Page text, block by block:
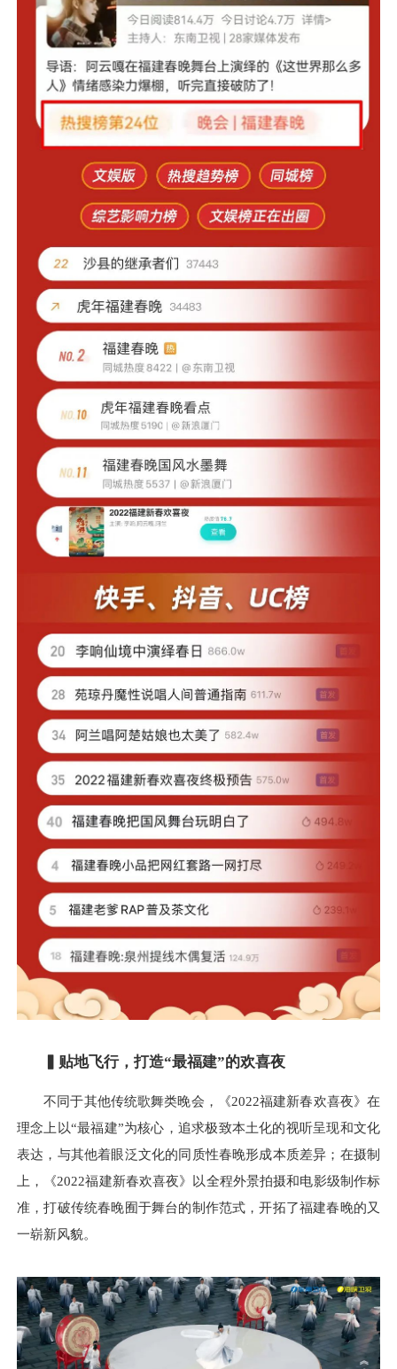
贴地飞行，打造“最福建”的欢喜夜
不同于其他传统歌舞类晚会，《2022福建新春欢喜夜》在
理念上以“最福建”为核心，追求极致本土化的视听呈现和文化
表达，与其他着眼泛文化的同质性春晚形成本质差异；在摄制
上，《2022福建新春欢喜夜》以全程外景拍摄和电影级制作标
准，打破传统春晚囿于舞台的制作范式，开拓了福建春晚的又
一崭新风貌。